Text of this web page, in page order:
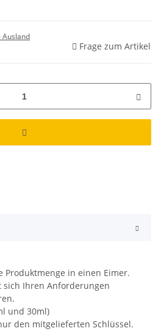
Ausland
Frage zum Artikel
Produktmenge in einen Eimer.
sich Ihren Anforderungen
und 30ml)
den mitgelieferten Schlüssel.